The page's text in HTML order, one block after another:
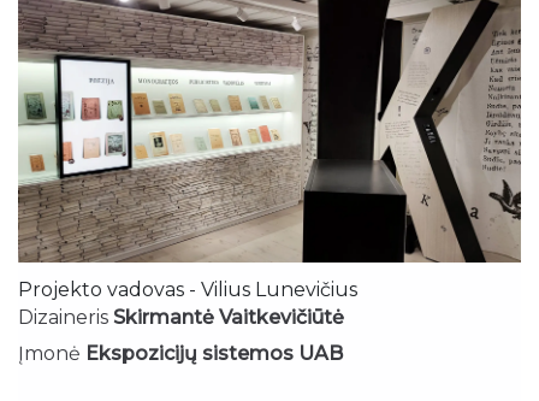
Projekto vadovas - Vilius Lunevičius
Dizaineris Skirmantė Vaitkevičiūtė
Įmonė Ekspozicijų sistemos UAB